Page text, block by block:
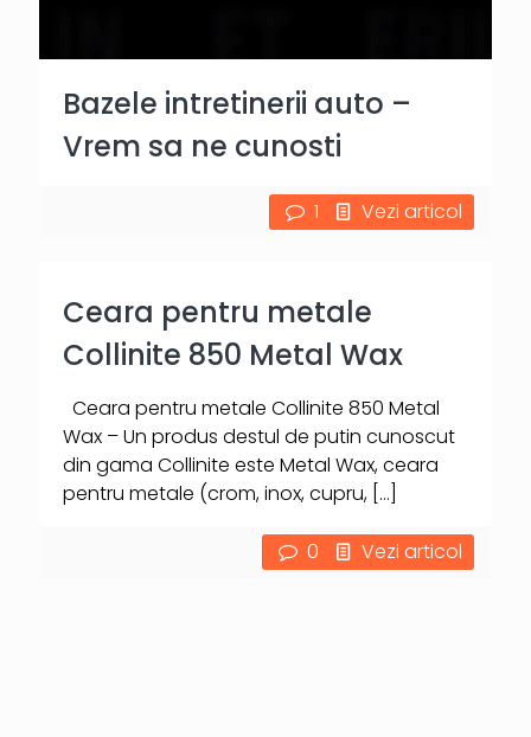
Bazele intretinerii auto –
Vrem sa ne cunosti
1 Vezi articol
Ceara pentru metale
Collinite 850 Metal Wax
Ceara pentru metale Collinite 850 Metal
Wax – Un produs destul de putin cunoscut
din gama Collinite este Metal Wax, ceara
pentru metale (crom, inox, cupru, […]
0 Vezi articol